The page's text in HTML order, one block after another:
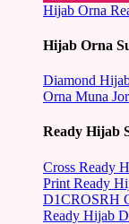
Hijab Orna
Hijab Orna
Diamond
Orna Muna
Ready Hijab
Cross Ready
Print Ready
D1CROSRH
Ready Hijab